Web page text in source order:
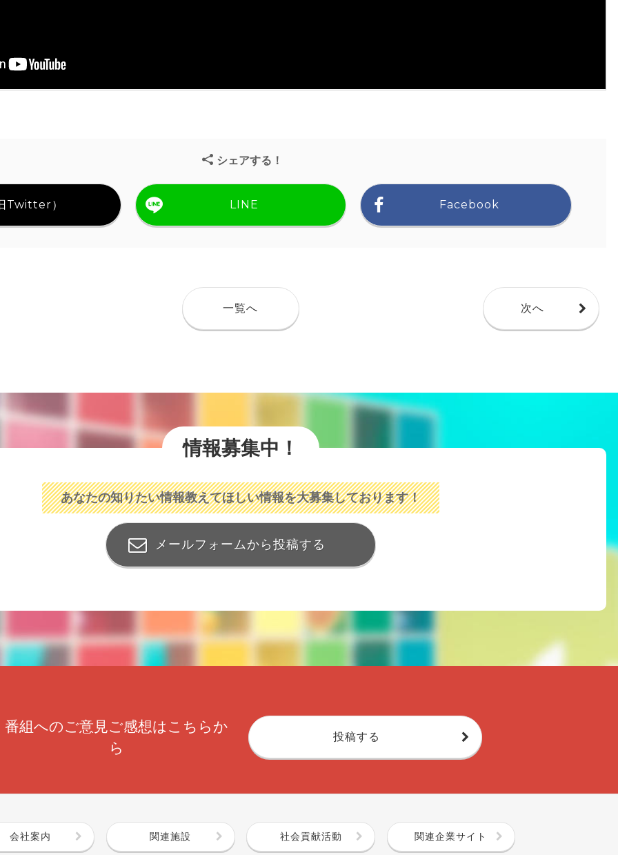
シェアする！
Twitter） LINE Facebook
一覧へ 次へ
情報募集中！
あなたの知りたい情報教えてほしい情報を大募集しております！
メールフォームから投稿する
番組へのご意見ご感想はこちらか
ら
投稿する
会社案内 関連施設 社会貢献活動 関連企業サイト